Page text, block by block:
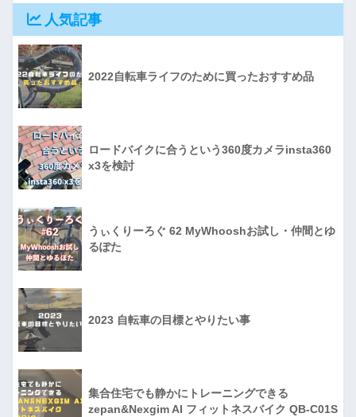
人気記事
2022自転車ライフのために買ったおすすめ品
ロードバイクに合うという360度カメラinsta360
x3を検討
うぃくりーろぐ 62 MyWhooshお試し・仲間とゆ
るぽた
2023 自転車の目標とやりたい事
集合住宅でも静かにトレーニングできる
zepan&Nexgim AI フィットネスバイク QB-C01S